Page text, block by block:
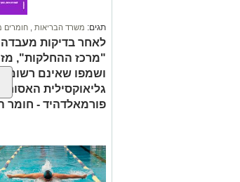
תגים: משרד הבריאות חומרים
לאחר בדיקות
"מרכז ההחלקות",
ושמפו שאינם
גליאוקסילית
פורמאלדהיד - חומר